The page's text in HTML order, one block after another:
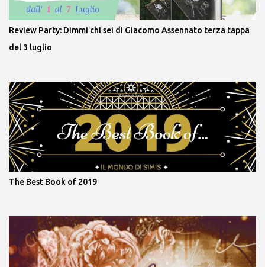
Review Party: Dimmi chi sei di Giacomo Assennato terza tappa
del 3 luglio
The Best Book of 2019